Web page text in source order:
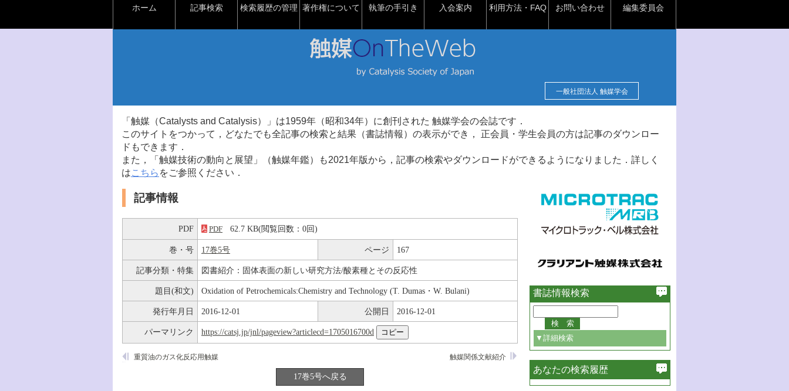
ホーム 記事検索 検索履歴の管理 著作権について 執筆の手引き 入会案内 利用方法・FAQ お問い合わせ 編集委員会
一般社団法人 触媒学会
「触媒（Catalysts and Catalysis）」は1959年（昭和34年）に創刊された 触媒学会の会誌です．
このサイトをつかって，どなたでも全記事の検索と結果（書誌情報）の表示ができ， 正会員・学生会員の方は記事のダウンロー
ドもできます．
また，「触媒技術の動向と展望」（触媒年鑑）も2021年版から，記事の検索やダウンロードができるようになりました．詳しく
はこちら をご参照ください．
記事情報
PDF PDF 62.7 KB(閲覧回数：0回)
巻・号 17巻5号 ページ 167
記事分類・特集 図書紹介：固体表面の新しい研究方法/酸素種とその反応性
題目(和文) Oxidation of Petrochemicals:Chemistry and Technology (T. Dumas・W. Bulani)
発行年月日 2016-12-01 公開日 2016-12-01
パーマリンク https://catsj.jp/jnl/pageview?articlecd=1705016700d
触媒関係文献紹介
重質油のガス化反応用触媒
17巻5号へ戻る
書誌情報検索
▼詳細検索
必ず含む
あなたの検索履歴